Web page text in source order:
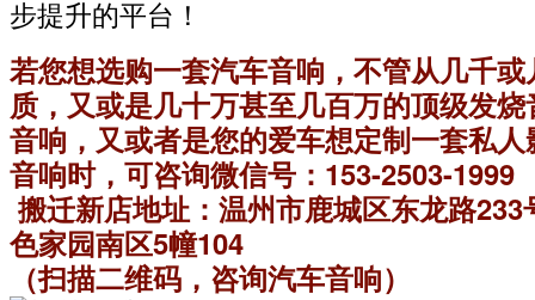
步提升的平台！
若您想选购一套汽车音响，不管从几千
质，又或是几十万甚至几百万的顶级发
音响，又或者是您的爱车想定制一套私
音响时，可咨询微信号：153-2503-1999
搬迁新店地址：温州市鹿城区东龙路
色家园南区5幢104
（扫描二维码，咨询汽车音响）